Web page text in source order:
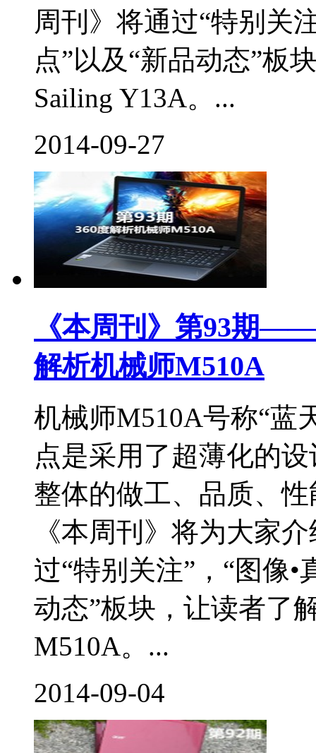
周刊》将通过“特别关
点”以及“新品动态”板
Sailing Y13A。...
2014-09-27
《本周刊》第93期
解析机械师M510A
机械师M510A号称“蓝
点是采用了超薄化的
整体的做工、品质、
《本周刊》将为大家
过“特别关注”，“图像•
动态”板块，让读者了
M510A。...
2014-09-04